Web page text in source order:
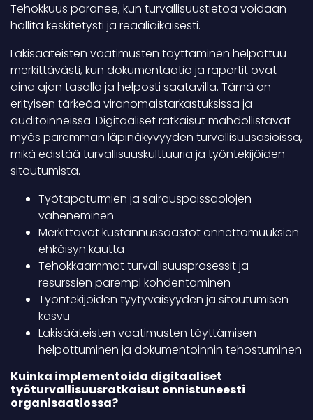
Tehokkuus paranee, kun turvallisuustietoa voidaan
hallita keskitetysti ja reaaliaikaisesti.
Lakisääteisten vaatimusten täyttäminen helpottuu
merkittävästi, kun dokumentaatio ja raportit ovat
aina ajan tasalla ja helposti saatavilla. Tämä on
erityisen tärkeää viranomaistarkastuksissa ja
auditoinneissa. Digitaaliset ratkaisut mahdollistavat
myös paremman läpinäkyvyyden turvallisuusasioissa,
mikä edistää turvallisuuskulttuuria ja työntekijöiden
sitoutumista.
Työtapaturmien ja sairauspoissaolojen
väheneminen
Merkittävät kustannussäästöt onnettomuuksien
ehkäisyn kautta
Tehokkaammat turvallisuusprosessit ja
resurssien parempi kohdentaminen
Työntekijöiden tyytyväisyyden ja sitoutumisen
kasvu
Lakisääteisten vaatimusten täyttämisen
helpottuminen ja dokumentoinnin tehostuminen
Kuinka implementoida digitaaliset
työturvallisuusratkaisut onnistuneesti
organisaatiossa?